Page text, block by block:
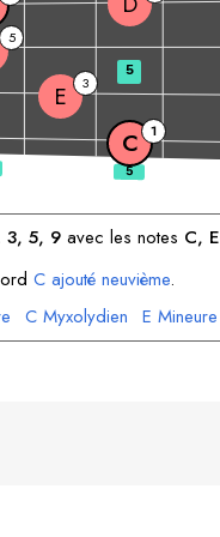
C 1
E 3
5
5
3, 5, 9avec les notes C, E
C ajouté neuvième.
C Myxolydien E Mineure
D Mineure D Dorien